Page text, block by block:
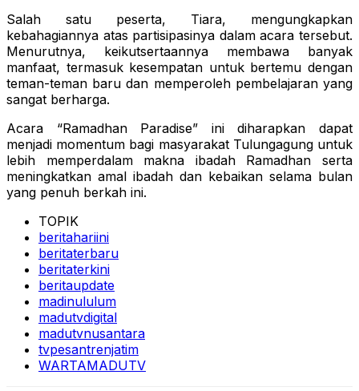
Salah satu peserta, Tiara, mengungkapkan
kebahagiannya atas partisipasinya dalam acara tersebut.
Menurutnya, keikutsertaannya membawa banyak
manfaat, termasuk kesempatan untuk bertemu dengan
teman-teman baru dan memperoleh pembelajaran yang
sangat berharga.
Acara “Ramadhan Paradise” ini diharapkan dapat
menjadi momentum bagi masyarakat Tulungagung untuk
lebih memperdalam makna ibadah Ramadhan serta
meningkatkan amal ibadah dan kebaikan selama bulan
yang penuh berkah ini.
TOPIK
beritahariini
beritaterbaru
beritaterkini
beritaupdate
madinululum
madutvdigital
madutvnusantara
tvpesantrenjatim
WARTAMADUTV